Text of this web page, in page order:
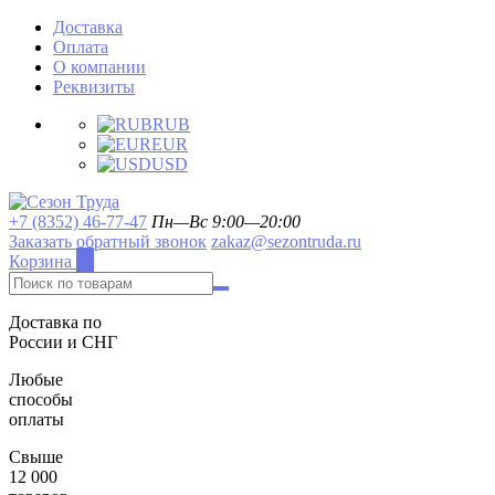
Доставка
Оплата
О компании
Реквизиты
RUB
EUR
USD
+7 (8352) 46-77-47 Пн—Вс 9:00—20:00
Заказать обратный звонок zakaz@sezontruda.ru
Корзина
Доставка по
России и СНГ
Любые
способы
оплаты
Свыше
12 000